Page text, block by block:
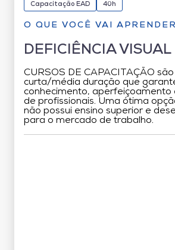
Capacitação EAD 40h
O QUE VOCÊ VAI
DEFICIÊNCIA VISUAL
CURSOS DE CAPACITAÇÃO
curta/média duração que
conhecimento, aperfeiçoamento
de profissionais. Uma ótima
não possui ensino superior e
para o mercado de trabalho.